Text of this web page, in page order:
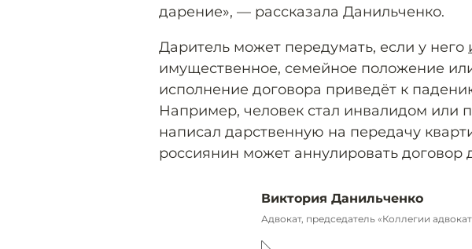
дарение», — рассказала Данильченко.
Даритель может передумать, если у него
имущественное, семейное положение
исполнение договора приведёт к
Например, человек стал инвалидом или
написал дарственную на передачу
россиянин может аннулировать договор
Виктория Данильченко
Адвокат, председатель «Коллегии